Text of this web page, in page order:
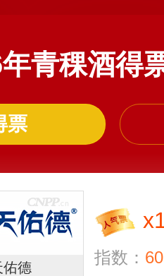
青稞酒得
票
佑德
x
指数：